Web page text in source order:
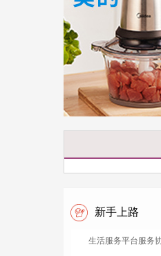
新手上路
生活服务平台服务